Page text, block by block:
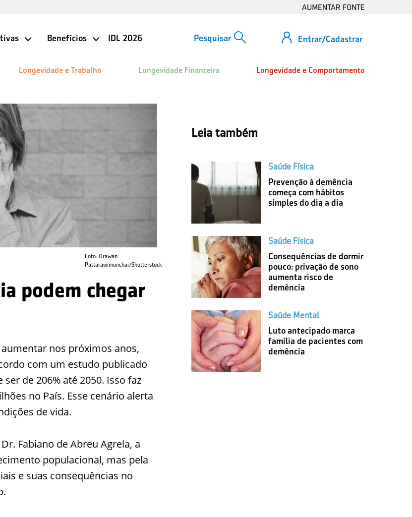
AUMENTAR FONTE
Entrar/Cadastrar
Benefícios IDL 2026
Longevidade e Trabalho Longevidade Financeira Longevidade e Comportamento
Foto: Orawan
Pattarawimonchai/Shutterstock
podem chegar
aumentar nos próximos anos,
com um estudo publicado
de 206% até 2050. Isso faz
no País. Esse cenário alerta
de vida.
Fabiano de Abreu Agrela, a
populacional, mas pela
e suas consequências no
Leia também
Saúde Física
Prevenção à demência
começa com hábitos
simples do dia a dia
Saúde Física
Consequências de dormir
pouco: privação de sono
aumenta risco de
demência
Saúde Mental
Luto antecipado marca
família de pacientes com
demência